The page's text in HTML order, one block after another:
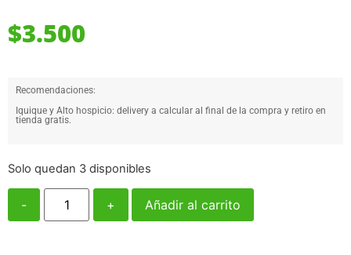
$3.500
Recomendaciones:
Iquique y Alto hospicio: delivery a calcular al final de la compra y retiro en
tienda gratis.
Solo quedan 3 disponibles
- + Añadir al carrito